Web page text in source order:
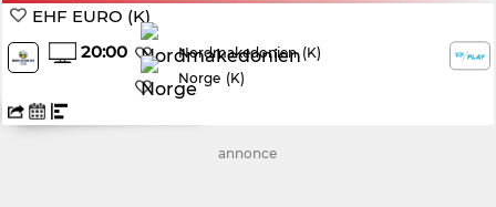
EHF EURO (K)
20:00
Nordmakedonien (K)
Norge (K)
annonce